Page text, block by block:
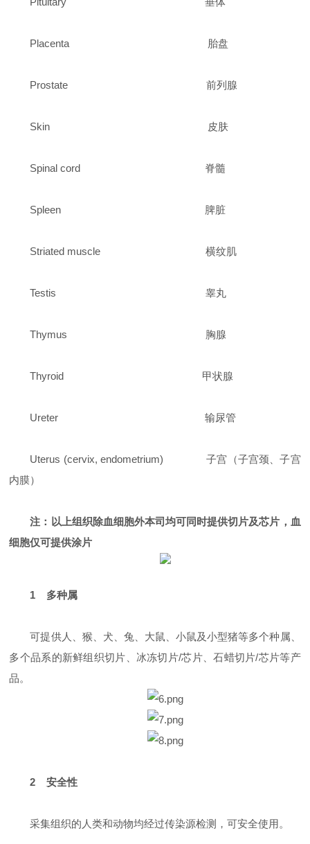
Placenta 胎盘
Prostate 前列腺
Skin 皮肤
Spinal cord 脊髓
Spleen 脾脏
Striated muscle 横纹肌
Testis 睾丸
Thymus 胸腺
Thyroid 甲状腺
Ureter 输尿管
Uterus (cervix, endometrium) 子宫（子宫颈、子宫
内膜）
注：以上组织除血细胞外本司均可同时提供切片及芯片，血
细胞仅可提供涂片
1 多种属
可提供人、猴、犬、兔、大鼠、小鼠及小型猪等多个种属、
多个品系的新鲜组织切片、冰冻切片/芯片、石蜡切片/芯片等产
品。
2 安全性
采集组织的人类和动物均经过传染源检测，可安全使用。